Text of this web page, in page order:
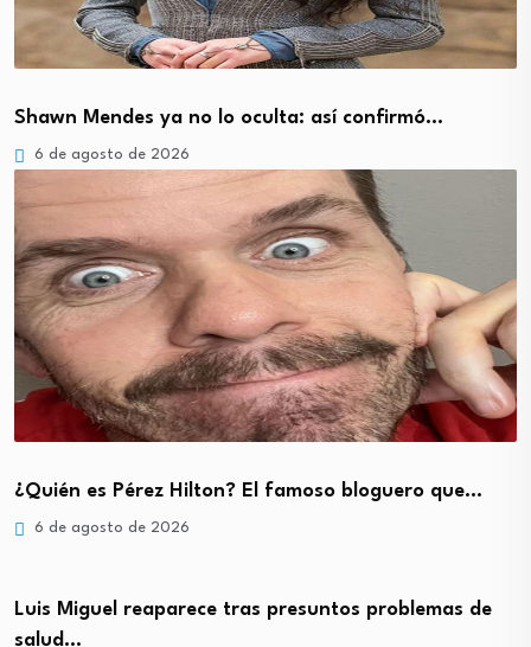
Shawn Mendes ya no lo oculta: así confirmó…
6 de agosto de 2026
¿Quién es Pérez Hilton? El famoso bloguero que…
6 de agosto de 2026
Luis Miguel reaparece tras presuntos problemas de
salud…